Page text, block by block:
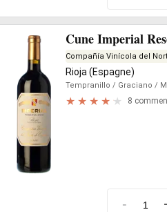
Cune Imperial
Compañía Vinícola del
Rioja (Espagne)
Tempranillo / Graciano /
8
-